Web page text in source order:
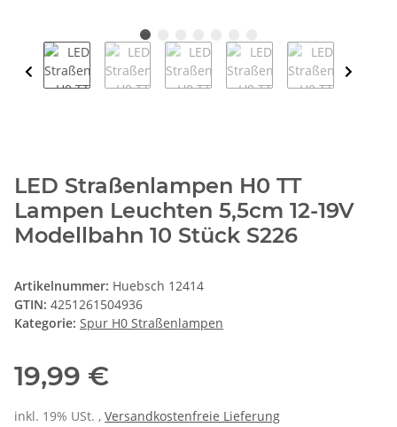
LED Straßenlampen H0 TT
Lampen Leuchten 5,5cm 12-19V
Modellbahn 10 Stück S226
Artikelnummer: Huebsch 12414
GTIN: 4251261504936
Kategorie: Spur H0 Straßenlampen
19,99 €
inkl. 19% USt. , Versandkostenfreie Lieferung